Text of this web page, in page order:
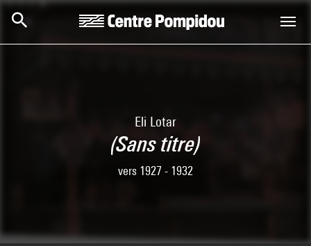
Skip to main content
Centre Pompidou
Eli Lotar
(Sans titre)
vers 1927 - 1932